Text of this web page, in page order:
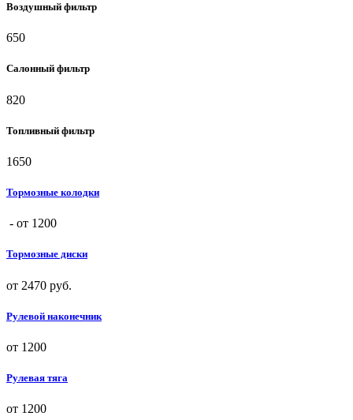
Воздушный фильтр
650
Салонный фильтр
820
Топливный фильтр
1650
Тормозные колодки
- от 1200
Тормозные диски
от 2470 руб.
Рулевой наконечник
от 1200
Рулевая тяга
от 1200